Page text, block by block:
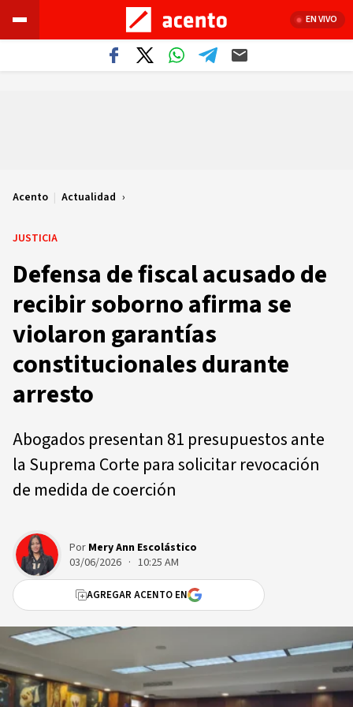
EN VIVO
Acento | Actualidad
JUSTICIA
Defensa de fiscal acusado de
recibir soborno afirma se
violaron garantías
constitucionales durante
arresto
Abogados presentan 81 presupuestos ante
la Suprema Corte para solicitar revocación
de medida de coerción
Por Mery Ann Escolástico
03/06/2026 · 10:25 AM
AGREGAR ACENTO EN